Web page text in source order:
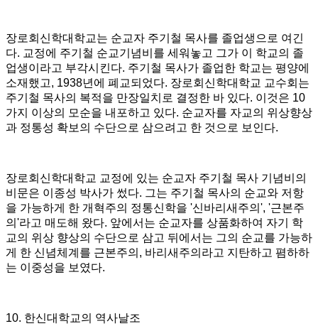
장로회신학대학교는 순교자 주기철 목사를 졸업생으로 여긴
다. 교정에 주기철 순교기념비를 세워놓고 그가 이 학교의 졸
업생이라고 부각시킨다. 주기철 목사가 졸업한 학교는 평양에
소재했고, 1938년에 폐교되었다. 장로회신학대학교 교수회는
주기철 목사의 복적을 만장일치로 결정한 바 있다. 이것은 10
가지 이상의 모순을 내포하고 있다. 순교자를 자교의 위상향상
과 정통성 확보의 수단으로 삼으려고 한 것으로 보인다.
장로회신학대학교 교정에 있는 순교자 주기철 목사 기념비의
비문은 이종성 박사가 썼다. 그는 주기철 목사의 순교와 저항
을 가능하게 한 개혁주의 정통신학을 '신바리새주의 ', '근본주
의 '라고 매도해 왔다. 앞에서는 순교자를 상품화하여 자기 학
교의 위상 향상의 수단으로 삼고 뒤에서는 그의 순교를 가능하
게 한 신념체계를 근본주의 , 바리새주의라고 지탄하고 폄하하
는 이중성을 보였다.
10. 한신대학교의 역사날조